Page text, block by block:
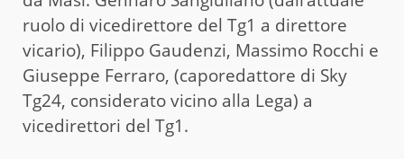
ruolo di vicedirettore del Tg1 a direttore
vicario), Filippo Gaudenzi, Massimo Rocchi e
Giuseppe Ferraro, (caporedattore di Sky
Tg24, considerato vicino alla Lega) a
vicedirettori del Tg1.